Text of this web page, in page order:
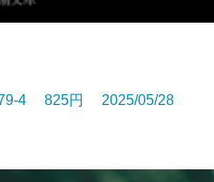
4 825円 2025/05/28